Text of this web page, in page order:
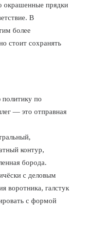
окрашенные прядки
В
более
стоит сохранять
по
— это отправная
контур,
борода.
с деловым
воротника, галстук
с формой